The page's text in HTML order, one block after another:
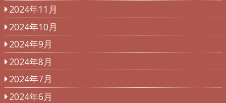
2024年11月
2024年10月
2024年9月
2024年8月
2024年7月
2024年6月